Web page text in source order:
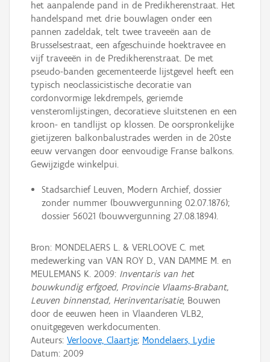
het aanpalende pand in de Predikherenstraat. Het
handelspand met drie bouwlagen onder een
pannen zadeldak, telt twee traveeën aan de
Brusselsestraat, een afgeschuinde hoektravee en
vijf traveeën in de Predikherenstraat. De met
pseudo-banden gecementeerde lijstgevel heeft een
typisch neoclassicistische decoratie van
cordonvormige lekdrempels, geriemde
vensteromlijstingen, decoratieve sluitstenen en een
kroon- en tandlijst op klossen. De oorspronkelijke
gietijzeren balkonbalustrades werden in de 20ste
eeuw vervangen door eenvoudige Franse balkons.
Gewijzigde winkelpui.
Stadsarchief Leuven, Modern Archief, dossier
zonder nummer (bouwvergunning 02.07.1876);
dossier 56021 (bouwvergunning 27.08.1894).
Bron: MONDELAERS L. & VERLOOVE C. met
medewerking van VAN ROY D., VAN DAMME M. en
MEULEMANS K. 2009: Inventaris van het
bouwkundig erfgoed, Provincie Vlaams-Brabant,
Leuven binnenstad, Herinventarisatie, Bouwen
door de eeuwen heen in Vlaanderen VLB2,
onuitgegeven werkdocumenten.
Auteurs: Verloove, Claartje; Mondelaers, Lydie
Datum: 2009